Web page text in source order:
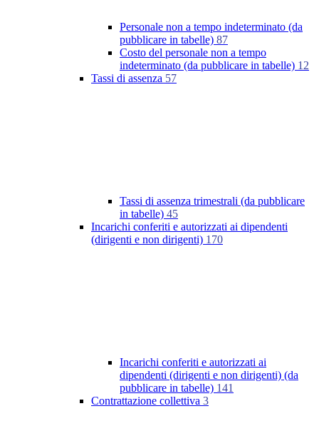
Personale non a tempo indeterminato (da
pubblicare in tabelle) 87
Costo del personale non a tempo
indeterminato (da pubblicare in tabelle) 12
Tassi di assenza 57
Tassi di assenza trimestrali (da pubblicare
in tabelle) 45
Incarichi conferiti e autorizzati ai dipendenti
(dirigenti e non dirigenti) 170
Incarichi conferiti e autorizzati ai
dipendenti (dirigenti e non dirigenti) (da
pubblicare in tabelle) 141
Contrattazione collettiva 3